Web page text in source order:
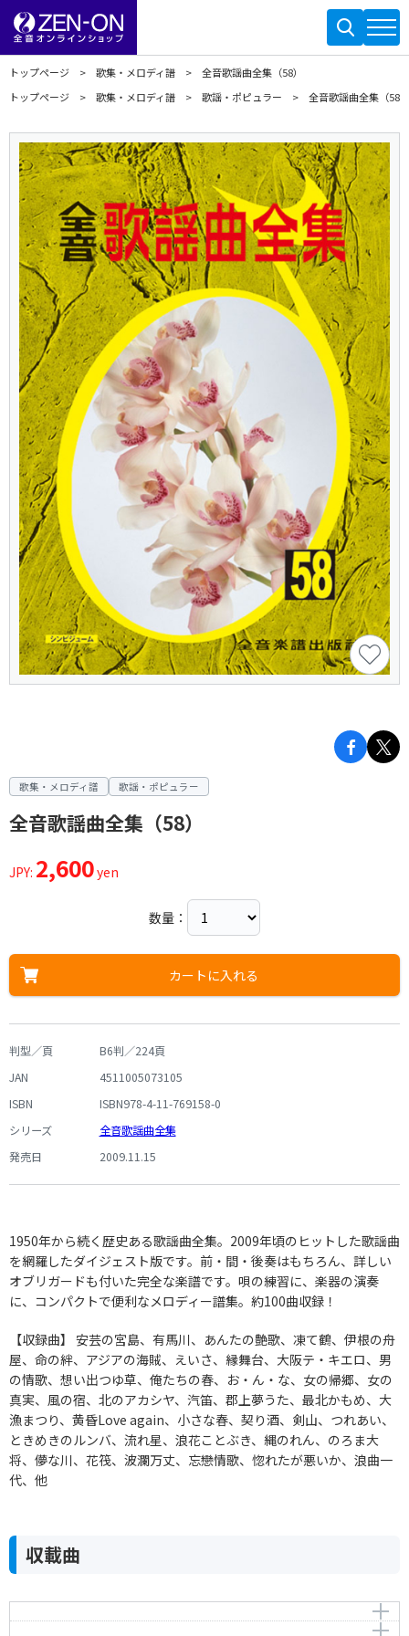
トップページ 歌集・メロディ譜
全音歌謡曲全集（58）
トップページ
歌集・メロディ譜 歌謡・ポピュラー 全音歌謡曲全集（58）
歌集・メロディ譜 歌謡・ポピュラー
全音歌謡曲全集（58）
JPY: 2,600yen
数量：
カートに入れる
判型／頁
B6判／224頁
JAN
4511005073105
ISBN
ISBN978-4-11-769158-0
シリーズ
全音歌謡曲全集
発売日
2009.11.15
1950年から続く歴史ある歌謡曲全集。2009年頃のヒットした歌謡曲
を網羅したダイジェスト版です。前・間・後奏はもちろん、詳しい
オブリガードも付いた完全な楽譜です。唄の練習に、楽器の演奏
に、コンパクトで便利なメロディー譜集。約100曲収録！
【収録曲】 安芸の宮島、有馬川、あんたの艶歌、凍て鶴、伊根の舟
屋、命の絆、アジアの海賊、えいさ、縁舞台、大阪テ・キエロ、男
の情歌、想い出つゆ草、俺たちの春、お・ん・な、女の帰郷、女の
真実、風の宿、北のアカシヤ、汽笛、郡上夢うた、最北かもめ、大
漁まつり、黄昏Love again、小さな春、契り酒、剣山、つれあい、
ときめきのルンバ、流れ星、浪花ことぶき、縄のれん、のろま大
将、儚な川、花筏、波瀾万丈、忘戀情歌、惚れたが悪いか、浪曲一
代、他
収載曲
哀愁半島